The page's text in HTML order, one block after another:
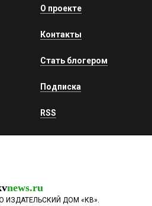
О проекте
Контакты
Стать блогером
Подписка
RSS
news.ru
ИЗДАТЕЛЬСКИЙ ДОМ «КВ».